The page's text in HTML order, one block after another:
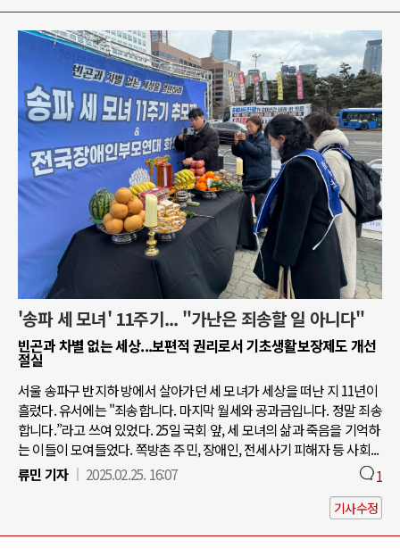
'송파 세 모녀' 11주기... "가난은 죄송할 일 아니다"
빈곤과 차별 없는 세상...보편적 권리로서 기초생활보장제도 개선
절실
서울 송파구 반지하 방에서 살아가던 세 모녀가 세상을 떠난 지 11년이
흘렀다. 유서에는 "죄송합니다. 마지막 월세와 공과금입니다. 정말 죄송
합니다.”라고 쓰여 있었다. 25일 국회 앞, 세 모녀의 삶과 죽음을 기억하
는 이들이 모여들었다. 쪽방촌 주민, 장애인, 전세사기 피해자 등 사회...
류민 기자
2025.02.25. 16:07 1
기사수정